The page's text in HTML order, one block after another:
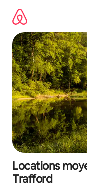
directement
contenu
Locations
Trafford